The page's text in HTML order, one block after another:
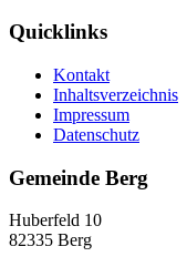
Quicklinks
Kontakt
Inhaltsverzeichnis
Impressum
Datenschutz
Gemeinde Berg
Huberfeld 10
82335 Berg